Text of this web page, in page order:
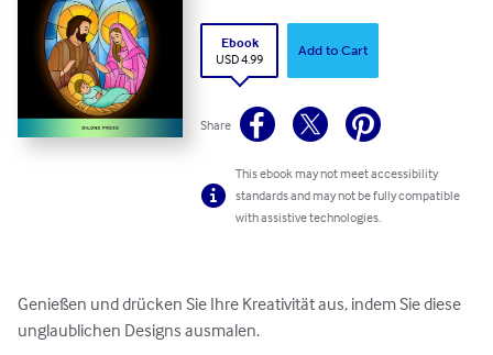
Ebook
USD 4.99
Add to Cart
Share
This ebook may not meet accessibility
standards and may not be fully compatible
with assistive technologies.
Genießen und drücken Sie Ihre Kreativität aus, indem Sie diese
unglaublichen Designs ausmalen.